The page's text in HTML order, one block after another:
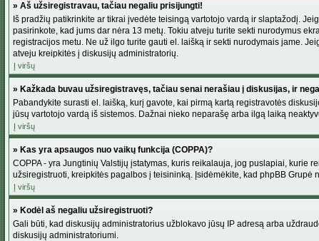
» Aš užsiregistravau, tačiau negaliu prisijungti!
Iš pradžių patikrinkite ar tikrai įvedėte teisingą vartotojo vardą ir slaptažodį.
pasirinkote, kad jums dar nėra 13 metų. Tokiu atveju turite sekti nurodymus
registracijos metu. Ne už ilgo turite gauti el. laišką ir sekti nurodymais jame.
atveju kreipkitės į diskusijų administratorių.
Į viršų
» Kažkada buvau užsiregistravęs, tačiau senai nerašiau į diskusijas, ir
Pabandykite surasti el. laišką, kurį gavote, kai pirmą kartą registravotės
jūsų vartotojo vardą iš sistemos. Dažnai nieko neparašę arba ilgą laiką
Į viršų
» Kas yra apsaugos nuo vaikų funkcija (COPPA)?
COPPA - yra Jungtinių Valstijų įstatymas, kuris reikalauja, jog puslapiai, kurie
užsiregistruoti, kreipkitės pagalbos į teisininką. Įsidėmėkite, kad phpBB
Į viršų
» Kodėl aš negaliu užsiregistruoti?
Gali būti, kad diskusijų administratorius užblokavo jūsų IP adresą arba
diskusijų administratoriumi.